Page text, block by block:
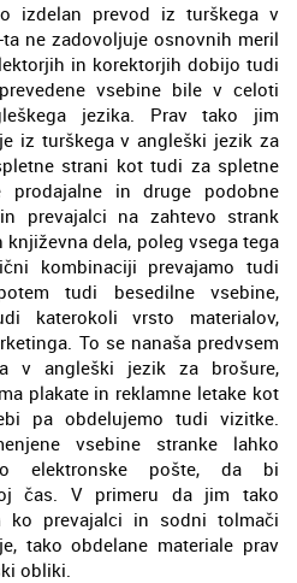
izdelan prevod iz turškega v
ne zadovoljuje osnovnih meril
in korektorjih dobijo tudi
vsebine bile v celoti
jezika. Prav tako jim
iz turškega v angleški jezik za
strani kot tudi za spletne
prodajalne in druge podobne
prevajalci na zahtevo strank
dela, poleg vsega tega
kombinaciji prevajamo tudi
tudi besedilne vsebine,
katerokoli vrsto materialov,
To se nanaša predvsem
v angleški jezik za brošure,
plakate in reklamne letake kot
pa obdelujemo tudi vizitke.
vsebine stranke lahko
elektronske pošte, da bi
čas. V primeru da jim tako
ko prevajalci in sodni tolmači
tako obdelane materiale prav
obliki.